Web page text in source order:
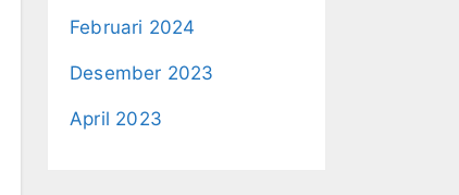
Februari 2024
Desember 2023
April 2023